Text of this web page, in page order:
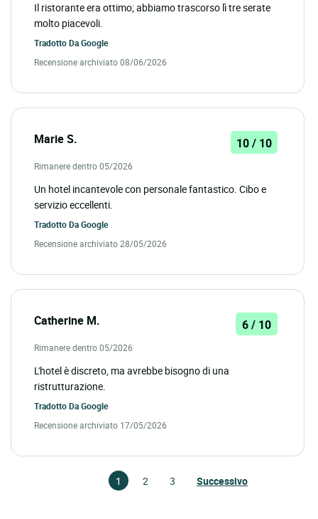
Il ristorante era ottimo; abbiamo trascorso lì tre serate
molto piacevoli.
Tradotto DaGoogle
Recensione archiviato 08/06/2026
Marie S. 10 / 10
Rimanere dentro 05/2026
Un hotel incantevole con personale fantastico. Cibo e
servizio eccellenti.
Tradotto DaGoogle
Recensione archiviato 28/05/2026
Catherine M. 6 / 10
Rimanere dentro 05/2026
L'hotel è discreto, ma avrebbe bisogno di una
ristrutturazione.
Tradotto DaGoogle
Recensione archiviato 17/05/2026
1 2 3 Successivo